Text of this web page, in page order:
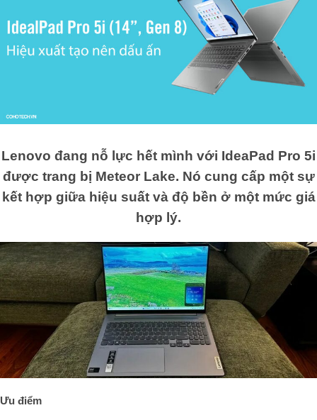
Lenovo đang nỗ lực hết mình với IdeaPad Pro 5i
được trang bị Meteor Lake. Nó cung cấp một sự
kết hợp giữa hiệu suất và độ bền ở một mức giá
hợp lý.
Ưu điểm